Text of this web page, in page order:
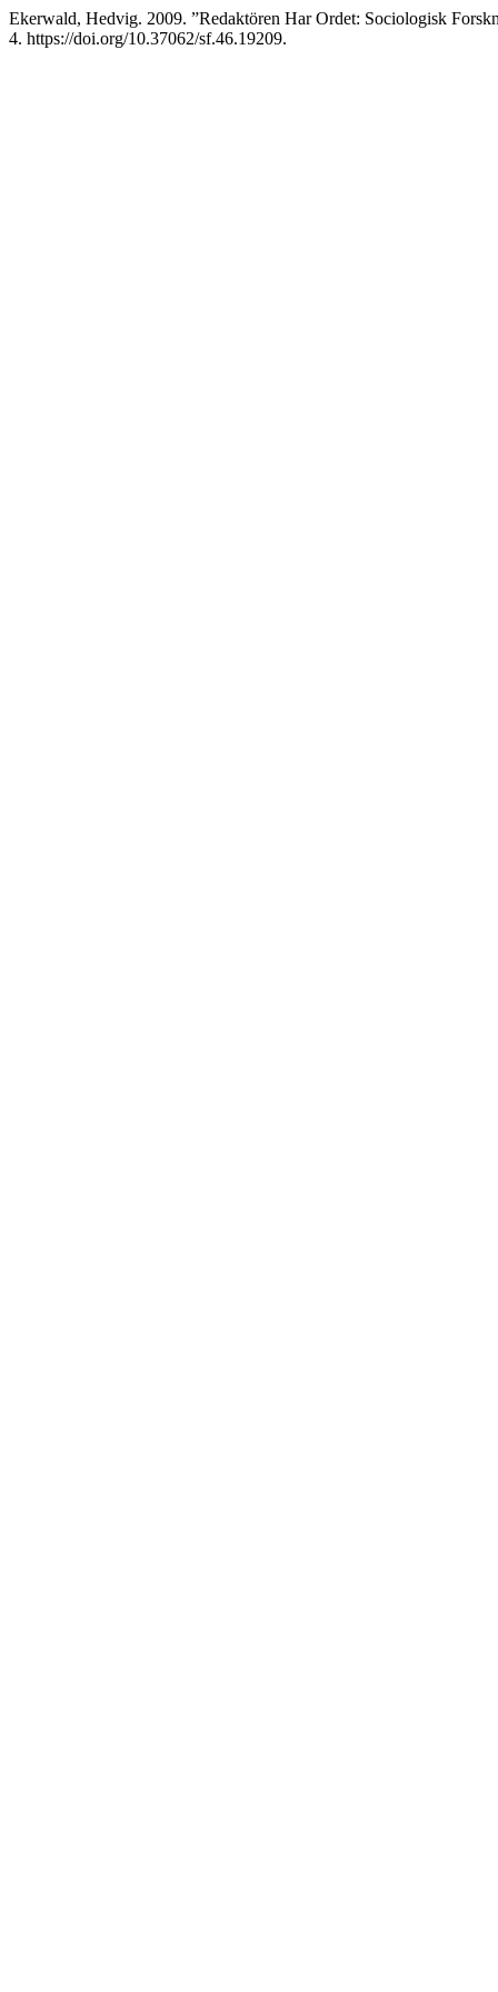
Ekerwald, Hedvig. 2009. ”Redaktören Har Ordet: Sociologisk
4. https://doi.org/10.37062/sf.46.19209.